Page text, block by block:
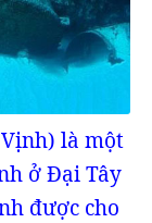
là một
ở Đại Tây
được cho